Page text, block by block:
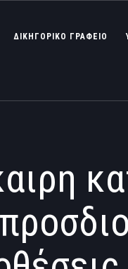
ΔΙΚΗΓΟΡΙΚΟ ΓΡΑΦΕΙΟ